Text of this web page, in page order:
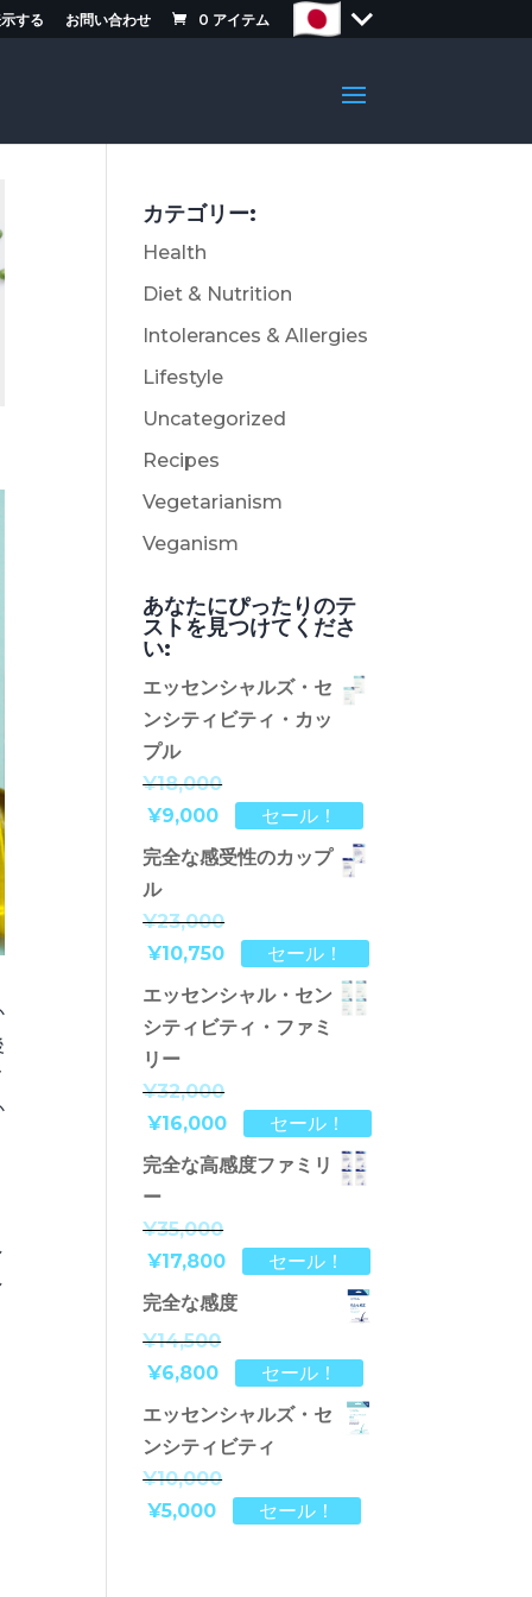
する お問い合わせ 0 アイテム
カテゴリー:
Health
Diet & Nutrition
Intolerances & Allergies
Lifestyle
Uncategorized
Recipes
Vegetarianism
Veganism
あなたにぴったりのテ
ストを見つけてくださ
い:
エッセンシャルズ・セ
ンシティビティ・カッ
プル
¥18,000
¥9,000
セール！
完全な感受性のカップ
ル
¥23,000
¥10,750
セール！
エッセンシャル・セン
シティビティ・ファミ
リー
¥32,000
¥16,000
セール！
完全な高感度ファミリ
ー
¥35,000
¥17,800
セール！
完全な感度
¥14,500
¥6,800
セール！
エッセンシャルズ・セ
ンシティビティ
¥10,000
¥5,000
セール！